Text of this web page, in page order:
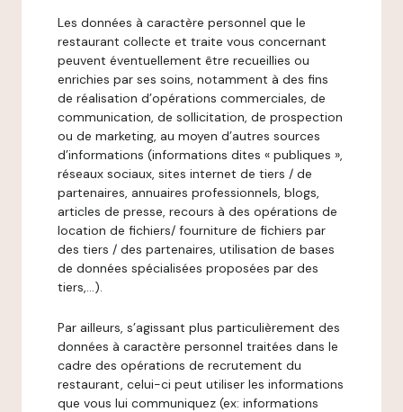
Les données à caractère personnel que le
restaurant collecte et traite vous concernant
peuvent éventuellement être recueillies ou
enrichies par ses soins, notamment à des fins
de réalisation d’opérations commerciales, de
communication, de sollicitation, de prospection
ou de marketing, au moyen d’autres sources
d’informations (informations dites « publiques »,
réseaux sociaux, sites internet de tiers / de
partenaires, annuaires professionnels, blogs,
articles de presse, recours à des opérations de
location de fichiers/ fourniture de fichiers par
des tiers / des partenaires, utilisation de bases
de données spécialisées proposées par des
tiers,…).
Par ailleurs, s’agissant plus particulièrement des
données à caractère personnel traitées dans le
cadre des opérations de recrutement du
restaurant, celui-ci peut utiliser les informations
que vous lui communiquez (ex: informations